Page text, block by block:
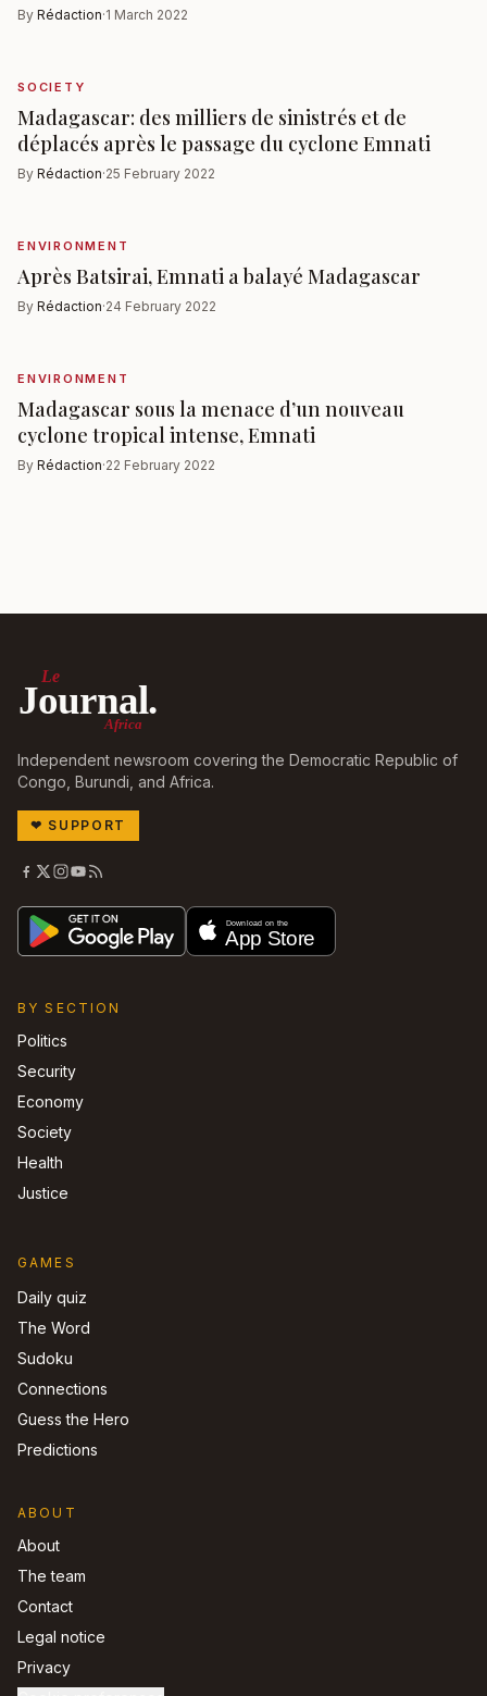
By Rédaction·1 March 2022
SOCIETY
Madagascar: des milliers de sinistrés et de
déplacés après le passage du cyclone Emnati
By Rédaction·25 February 2022
ENVIRONMENT
Après Batsirai, Emnati a balayé Madagascar
By Rédaction·24 February 2022
ENVIRONMENT
Madagascar sous la menace d’un nouveau
cyclone tropical intense, Emnati
By Rédaction·22 February 2022
Le
Journal.
Africa
Independent newsroom covering the Democratic Republic of
Congo, Burundi, and Africa.
❤ SUPPORT
BY SECTION
Politics
Security
Economy
Society
Health
Justice
GAMES
Daily quiz
The Word
Sudoku
Connections
Guess the Hero
Predictions
ABOUT
About
The team
Contact
Legal notice
Privacy